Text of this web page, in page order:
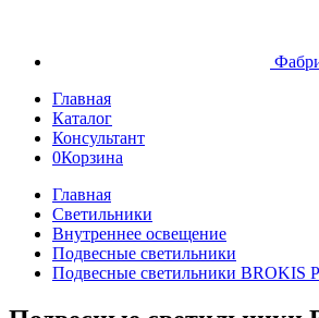
Главная
Каталог
Консультант
0Корзина
Главная
Светильники
Внутреннее освещение
Подвесные светильники
Подвесные светильники BROKIS